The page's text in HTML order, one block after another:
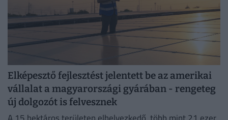
Elképesztő fejlesztést jelentett be az amerikai
vállalat a magyarországi gyárában - rengeteg
új dolgozót is felvesznek